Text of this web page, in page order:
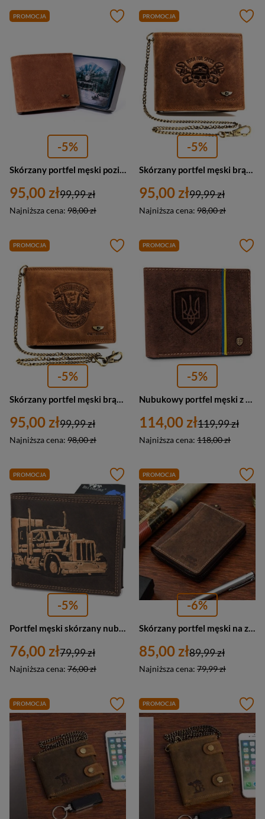
PROMOCJA
-5%
Skórzany portfel męski poziomy nubukowy camel — Peterson N4L-CHM-M
95,00 zł
Najniższa cena: 98,00 zł
99,99 zł
PROMOCJA
-5%
Skórzany portfel męski brązowy ze skóry nubukowej czaszka — Peterson N992C-CHM
95,00 zł
Najniższa cena: 98,00 zł
99,99 zł
PROMOCJA
-5%
95,00 zł
Najniższa cena: 98,00 zł
99,99 zł
PROMOCJA
-5%
114,00 zł
Najniższa cena: 118,00 zł
119,99 zł
PROMOCJA
-5%
Portfel męski skórzany nubuk poziomy wzór z ciężarówka RFiD Beltimore R97 ciemnobrązowy
76,00 zł
Najniższa cena: 76,00 zł
79,99 zł
PROMOCJA
-6%
Skórzany portfel męski na zamek brązowy nubuk vintage - Beltimore G71
85,00 zł
Najniższa cena: 79,99 zł
89,99 zł
PROMOCJA PROMOCJA